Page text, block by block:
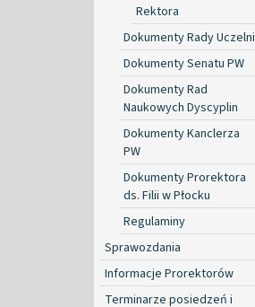
Rektora
Dokumenty Rady Uczelni
Dokumenty Senatu PW
Dokumenty Rad
Naukowych Dyscyplin
Dokumenty Kanclerza
PW
Dokumenty Prorektora
ds. Filii w Płocku
Regulaminy
Sprawozdania
Informacje Prorektorów
Terminarze posiedzeń i